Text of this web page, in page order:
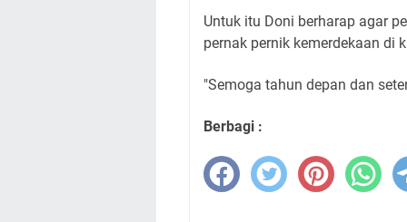
Untuk itu Doni berharap agar
pernak pernik kemerdekaan di
"Semoga tahun depan dan
Berbagi :